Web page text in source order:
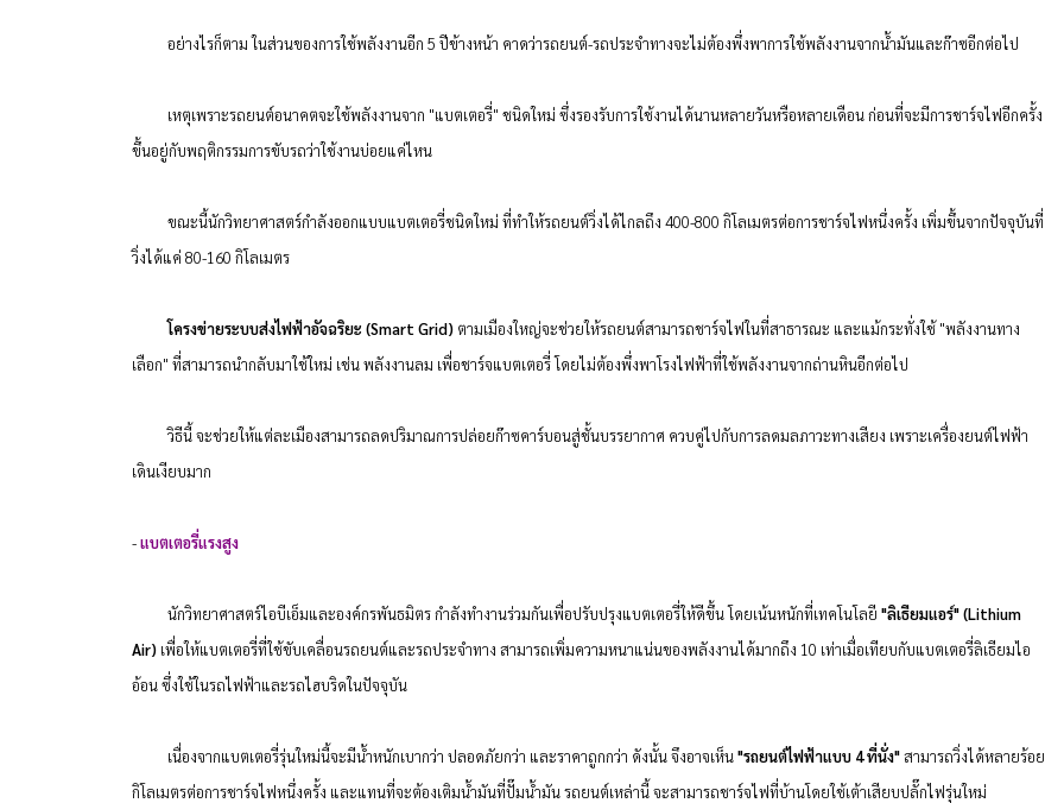
อย่างไรก็ตาม ในส่วนของการใช้พลังงานอีก 5 ปีข้างหน้า คาดว่ารถยนต์-รถประจำทางจะไม่ต้องพึ่งพาการใช้พลังงานจากน้ำมันและก๊าซอีกต่อไป
เหตุเพราะรถยนต์อนาคตจะใช้พลังงานจาก "แบตเตอรี่" ชนิดใหม่ ซึ่งรองรับการใช้งานได้นานหลายวันหรือหลายเดือน ก่อนที่จะมีการชาร์จไฟอีกครั้ง
ขึ้นอยู่กับพฤติกรรมการขับรถว่าใช้งานบ่อยแค่ไหน
ขณะนี้นักวิทยาศาสตร์กำลังออกแบบแบตเตอรี่ชนิดใหม่ ที่ทำให้รถยนต์วิ่งได้ไกลถึง 400-800 กิโลเมตรต่อการชาร์จไฟหนึ่งครั้ง เพิ่มขึ้นจากปัจจุบันที่
วิ่งได้แค่ 80-160 กิโลเมตร
โครงข่ายระบบส่งไฟฟ้าอัจฉริยะ (Smart Grid) ตามเมืองใหญ่จะช่วยให้รถยนต์สามารถชาร์จไฟในที่สาธารณะ และแม้กระทั่งใช้ "พลังงานทาง
เลือก" ที่สามารถนำกลับมาใช้ใหม่ เช่น พลังงานลม เพื่อชาร์จแบตเตอรี่ โดยไม่ต้องพึ่งพาโรงไฟฟ้าที่ใช้พลังงานจากถ่านหินอีกต่อไป
วิธีนี้ จะช่วยให้แต่ละเมืองสามารถลดปริมาณการปล่อยก๊าซคาร์บอนสู่ชั้นบรรยากาศ ควบคู่ไปกับการลดมลภาวะทางเสียง เพราะเครื่องยนต์ไฟฟ้า
เดินเงียบมาก
-แบตเตอรี่แรงสูง
นักวิทยาศาสตร์ไอบีเอ็มและองค์กรพันธมิตร กำลังทำงานร่วมกันเพื่อปรับปรุงแบตเตอรี่ให้ดีขึ้น โดยเน้นหนักที่เทคโนโลยี "ลิเธียมแอร์" (Lithium
Air) เพื่อให้แบตเตอรี่ที่ใช้ขับเคลื่อนรถยนต์และรถประจำทาง สามารถเพิ่มความหนาแน่นของพลังงานได้มากถึง 10 เท่าเมื่อเทียบกับแบตเตอรี่ลิเธียมไอ
อ้อน ซึ่งใช้ในรถไฟฟ้าและรถไฮบริดในปัจจุบัน
เนื่องจากแบตเตอรี่รุ่นใหม่นี้จะมีน้ำหนักเบากว่า ปลอดภัยกว่า และราคาถูกกว่า ดังนั้น จึงอาจเห็น"รถยนต์ไฟฟ้าแบบ 4 ที่นั่ง"สามารถวิ่งได้หลายร้อย
กิโลเมตรต่อการชาร์จไฟหนึ่งครั้ง และแทนที่จะต้องเติมน้ำมันที่ปั๊มน้ำมัน รถยนต์เหล่านี้ จะสามารถชาร์จไฟที่บ้านโดยใช้เต้าเสียบปลั๊กไฟรุ่นใหม่